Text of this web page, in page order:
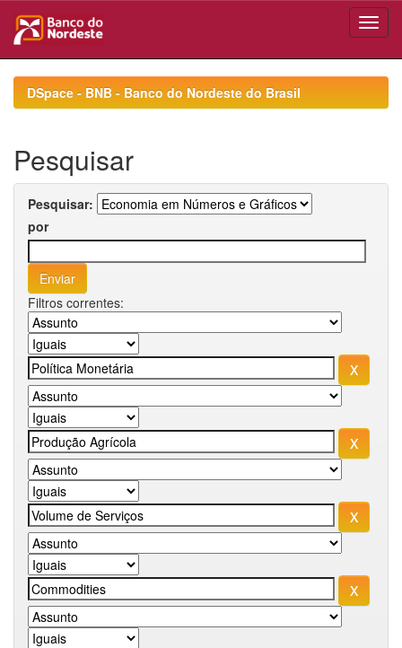
navigationDSpace - BNB - Banco do Nordeste do Brasil
Pesquisar
Pesquisar:
por
Filtros correntes: